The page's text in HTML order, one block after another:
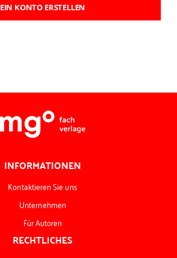
EIN KONTO ERSTELLEN
INFORMATIONEN
Kontaktieren Sie uns
Unternehmen
Für Autoren
RECHTLICHES